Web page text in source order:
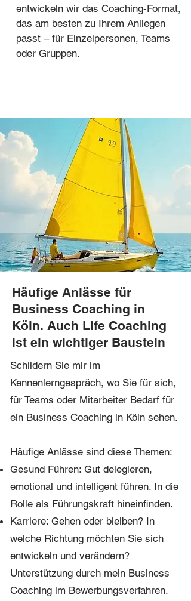
entwickeln wir das Coaching-Format,
das am besten zu Ihrem Anliegen
passt – für Einzelpersonen, Teams
oder Gruppen.
Häufige Anlässe für
Business Coaching in
Köln. Auch Life Coaching
ist ein wichtiger Baustein
Schildern Sie mir im
Kennenlerngespräch, wo Sie für sich,
für Teams oder Mitarbeiter Bedarf für
ein Business Coaching in Köln sehen.
Häufige Anlässe sind diese Themen:
Gesund Führen: Gut delegieren,
emotional und intelligent führen. In die
Rolle als Führungskraft hineinfinden.
Karriere: Gehen oder bleiben? In
welche Richtung möchten Sie sich
entwickeln und verändern?
Unterstützung durch mein Business
Coaching im Bewerbungsverfahren.